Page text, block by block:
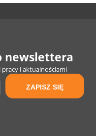
newslettera
i aktualnościami